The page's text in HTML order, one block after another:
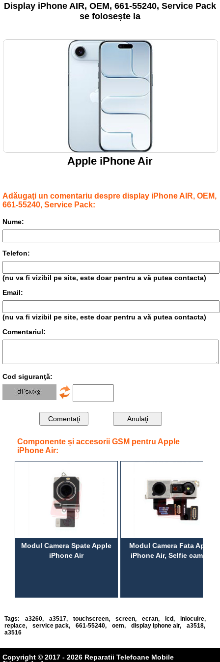
Display iPhone AIR, OEM, 661-55240, Service Pack
se folosește la
Apple iPhone Air
Adăugaţi un comentariu despre display iPhone AIR, OEM,
661-55240, Service Pack:
Nume:
Telefon:
(nu va fi vizibil pe site, este doar pentru a vă putea contacta)
Email:
(nu va fi vizibil pe site, este doar pentru a vă putea contacta)
Comentariul:
Cod siguranţă:
Componente și accesorii GSM pentru Apple
iPhone Air:
Modul Camera Spate Apple
iPhone Air
Modul Camera Fata Apple
iPhone Air, Selfie camera
Tags: a3260, a3517, touchscreen, screen, ecran, lcd, inlocuire,
replace, service pack, 661-55240, oem, display iphone air, a3518,
a3516
Copyright © 2017 - 2026 Reparatii Telefoane Mobile